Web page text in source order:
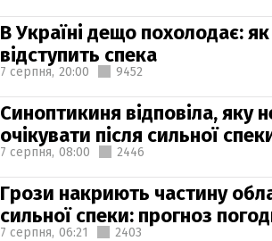
В Україні дещо похолодає:
відступить спека
7 серпня, 20:00 9452
Синоптикиня відповіла, яку
очікувати після сильної
7 серпня, 08:00 2446
Грози накриють частину
сильної спеки: прогноз
7 серпня, 06:21 2403